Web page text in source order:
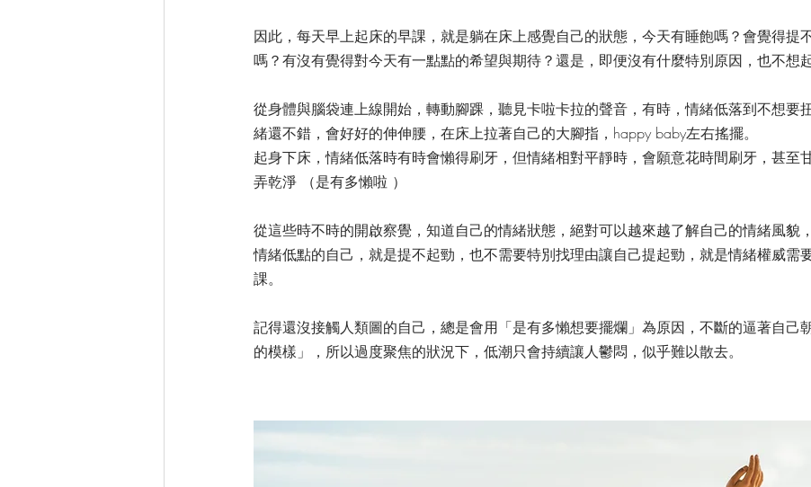
因此，每天早上起床的早課，就是躺在床上感覺自己的狀態，今天有睡飽嗎？會覺得提
嗎？有沒有覺得對今天有一點點的希望與期待？還是，即便沒有什麼特別原因，也不想
從身體與腦袋連上線開始，轉動腳踝，聽見卡啦卡拉的聲音，有時，情緒低落到不想要
緒還不錯，會好好的伸伸腰，在床上拉著自己的大腳指，happy baby左右搖擺。
起身下床，情緒低落時有時會懶得刷牙，但情緒相對平靜時，會願意花時間刷牙，甚至
弄乾淨 （是有多懶啦 ）
從這些時不時的開啟察覺，知道自己的情緒狀態，絕對可以越來越了解自己的情緒風貌
情緒低點的自己，就是提不起勁，也不需要特別找理由讓自己提起勁，就是情緒權威需
課。
記得還沒接觸人類圖的自己，總是會用「是有多懶想要擺爛」為原因，不斷的逼著自己
的模樣」，所以過度聚焦的狀況下，低潮只會持續讓人鬱悶，似乎難以散去。